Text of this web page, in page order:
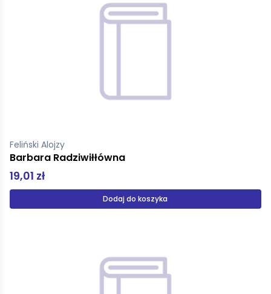
Feliński Alojzy
Barbara Radziwiłłówna
19,01 zł
Dodaj do koszyka